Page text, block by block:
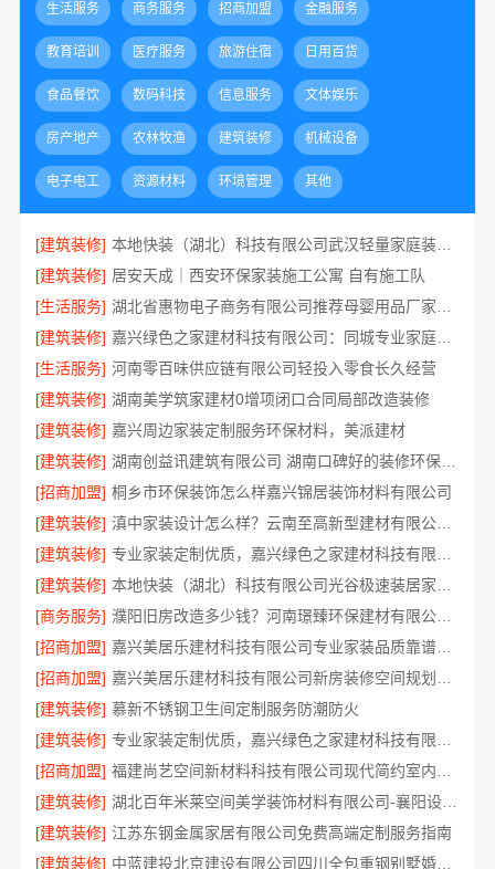
生活服务 商务服务 招商加盟 金融服务
教育培训 医疗服务 旅游住宿 日用百货
食品餐饮 数码科技 信息服务 文体娱乐
房产地产 农林牧渔 建筑装修 机械设备
电子电工 资源材料 环境管理 其他
[建筑装修]
本地快装（湖北）科技有限公司武汉轻量家庭装修新房
[建筑装修] 居安天成｜西安环保家装施工公寓 自有施工队
[生活服务]
[建筑装修]
嘉兴绿色之家建材科技有限公司：同城专业家庭装修机构优质
[生活服务] 河南零百味供应链有限公司轻投入零食长久经营
[建筑装修] 湖南美学筑家建材0增项闭口合同局部改造装修
[建筑装修] 嘉兴周边家装定制服务环保材料，美派建材
[建筑装修]
湖南创益讯建筑有限公司 湖南口碑好的装修环保材料全包公司
[招商加盟] 桐乡市环保装饰怎么样嘉兴锦居装饰材料有限公司
[建筑装修]
滇中家装设计怎么样？云南至高新型建材有限公司专业靠谱
[建筑装修]
[建筑装修]
[商务服务]
濮阳旧房改造多少钱？河南璟臻环保建材有限公司透明报价
[招商加盟]
嘉兴美居乐建材科技有限公司专业家装品质靠谱有保障
[招商加盟]
[建筑装修] 慕新不锈钢卫生间定制服务防潮防火
[建筑装修]
[招商加盟]
[建筑装修]
湖北百年米莱空间美学装饰材料有限公司-襄阳设计装修轻奢风
[建筑装修] 江苏东钢金属家居有限公司免费高端定制服务指南
[建筑装修]
中蓝建投北京建设有限公司四川全包重钢别墅婚房布置